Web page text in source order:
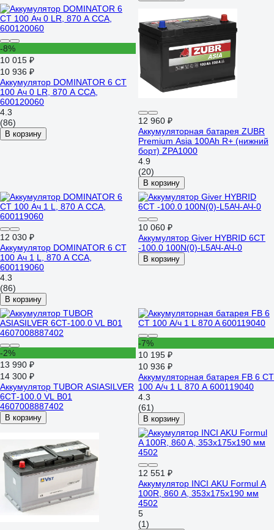
-8%
10 015 ₽
10 936 ₽
Аккумулятор DOMINATOR 6 СТ
100 Ач 0 LR, 870 А ССА,
600120060
4.3
(86)
В корзину
12 960 ₽
Аккумуляторная батарея ZUBR
Premium Asia 100Ah R+ (нижний
борт) ZPA1000
4.9
(20)
В корзину
12 030 ₽
Аккумулятор DOMINATOR 6 СТ
100 Ач 1 L, 870 А ССА,
600119060
4.3
(86)
В корзину
10 060 ₽
Аккумулятор Giver HYBRID 6CT
-100.0 100N(0)-L5АЧ-АЧ-0
В корзину
-2%
13 990 ₽
14 300 ₽
Аккумулятор TUBOR ASIASILVER
6СТ-100.0 VL B01
4607008887402
В корзину
-7%
10 195 ₽
10 936 ₽
Аккумуляторная батарея FB 6 СТ
100 А/ч 1 L 870 A 600119040
4.3
(61)
В корзину
12 551 ₽
Аккумулятор INCI AKU Formul A
100R, 860 A, 353x175x190 мм
4502
5
(1)